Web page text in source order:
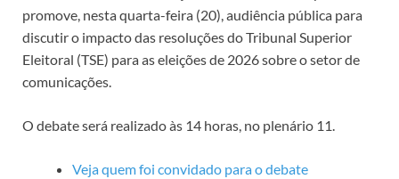
promove, nesta quarta-feira (20), audiência pública para
discutir o impacto das resoluções do Tribunal Superior
Eleitoral (TSE) para as eleições de 2026 sobre o setor de
comunicações.
O debate será realizado às 14 horas, no plenário 11.
Veja quem foi convidado para o debate